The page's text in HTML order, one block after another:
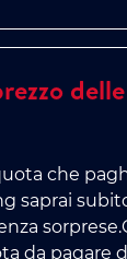
che
saprai
da pagare